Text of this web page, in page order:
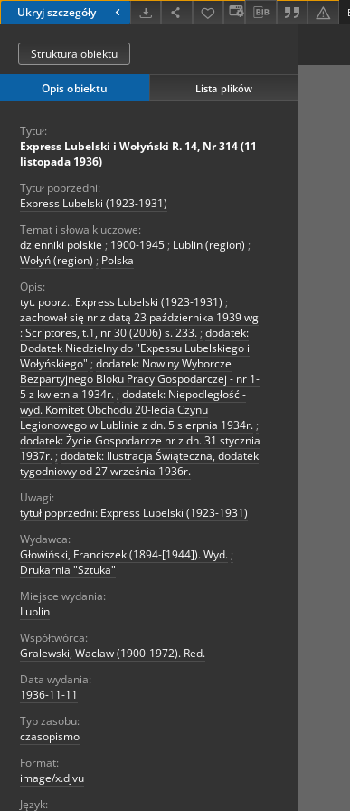
Ukryj szczegóły
Struktura obiektu
Opis obiektu Lista plików
Tytuł:
Express Lubelski i Wołyński R. 14, Nr 314 (11
listopada 1936)
Tytuł poprzedni:
Express Lubelski (1923-1931)
Temat i słowa kluczowe:
dzienniki polskie ; 1900-1945 ; Lublin (region) ;
Wołyń (region) ; Polska
Opis:
tyt. poprz.: Express Lubelski (1923-1931) ;
zachował się nr z datą 23 października 1939 wg
: Scriptores, t.1, nr 30 (2006) s. 233. ; dodatek:
Dodatek Niedzielny do "Expessu Lubelskiego i
Wołyńskiego" ; dodatek: Nowiny Wyborcze
Bezpartyjnego Bloku Pracy Gospodarczej - nr 1-
5 z kwietnia 1934r. ; dodatek: Niepodległość -
wyd. Komitet Obchodu 20-lecia Czynu
Legionowego w Lublinie z dn. 5 sierpnia 1934r. ;
dodatek: Życie Gospodarcze nr z dn. 31 stycznia
1937r. ; dodatek: Ilustracja Świąteczna, dodatek
tygodniowy od 27 września 1936r.
Uwagi:
tytuł poprzedni: Express Lubelski (1923-1931)
Wydawca:
Głowiński, Franciszek (1894-[1944]). Wyd. ;
Drukarnia "Sztuka"
Miejsce wydania:
Lublin
Współtwórca:
Gralewski, Wacław (1900-1972). Red.
Data wydania:
1936-11-11
Typ zasobu:
czasopismo
Format:
image/x.djvu
Język: